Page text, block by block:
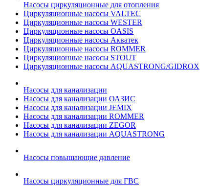
Насосы циркуляционные для отопления
Циркуляционные насосы VALTEC
Циркуляционные насосы WESTER
Циркуляционные насосы OASIS
Циркуляционные насосы Акватек
Циркуляционные насосы ROMMER
Циркуляционные насосы STOUT
Циркуляционные насосы AQUASTRONG/GIDROX
Насосы для канализации
Насосы для канализации ОАЗИС
Насосы для канализации JEMIX
Насосы для канализации ROMMER
Насосы для канализации ZEGOR
Насосы для канализации AQUASTRONG
Насосы повышающие давление
Насосы циркуляционные для ГВС